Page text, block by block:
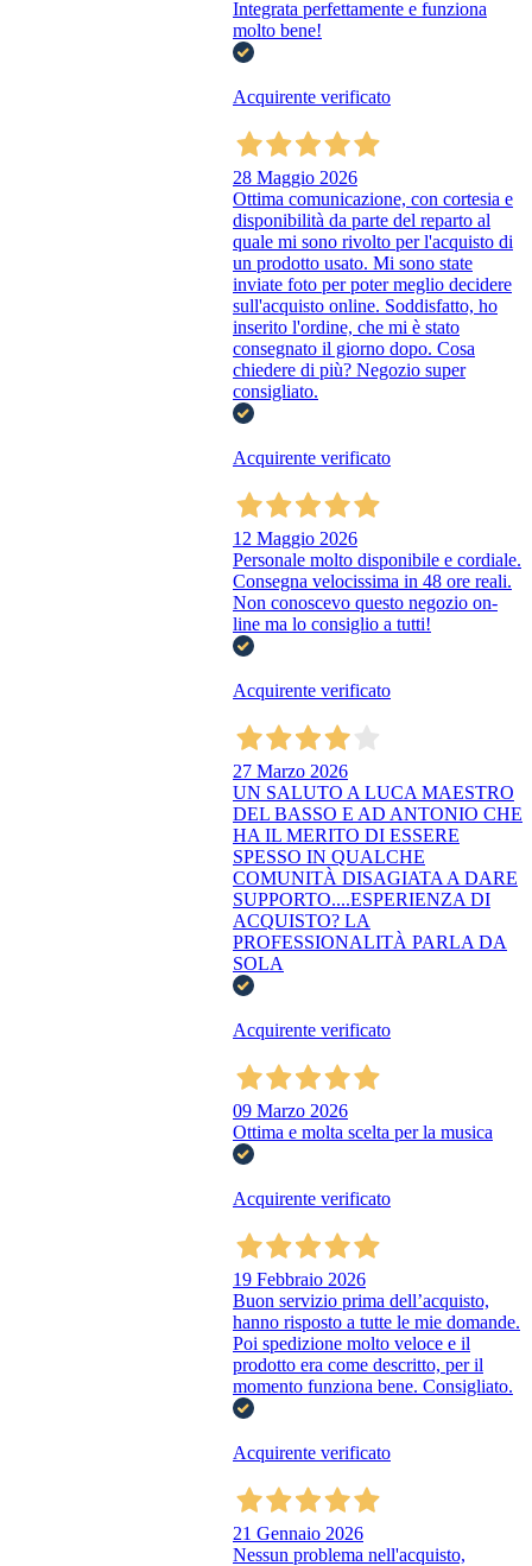
Integrata perfettamente e funziona
molto bene!
Acquirente verificato
28 Maggio 2026
Ottima comunicazione, con cortesia e
disponibilità da parte del reparto al
quale mi sono rivolto per l'acquisto di
un prodotto usato. Mi sono state
inviate foto per poter meglio decidere
sull'acquisto online. Soddisfatto, ho
inserito l'ordine, che mi è stato
consegnato il giorno dopo. Cosa
chiedere di più? Negozio super
consigliato.
Acquirente verificato
12 Maggio 2026
Personale molto disponibile e cordiale.
Consegna velocissima in 48 ore reali.
Non conoscevo questo negozio on-
line ma lo consiglio a tutti!
Acquirente verificato
27 Marzo 2026
UN SALUTO A LUCA MAESTRO
DEL BASSO E AD ANTONIO CHE
HA IL MERITO DI ESSERE
SPESSO IN QUALCHE
COMUNITÀ DISAGIATA A DARE
SUPPORTO....ESPERIENZA DI
ACQUISTO? LA
PROFESSIONALITÀ PARLA DA
SOLA
Acquirente verificato
09 Marzo 2026
Ottima e molta scelta per la musica
Acquirente verificato
19 Febbraio 2026
Buon servizio prima dell’acquisto,
hanno risposto a tutte le mie domande.
Poi spedizione molto veloce e il
prodotto era come descritto, per il
momento funziona bene. Consigliato.
Acquirente verificato
21 Gennaio 2026
Nessun problema nell'acquisto,